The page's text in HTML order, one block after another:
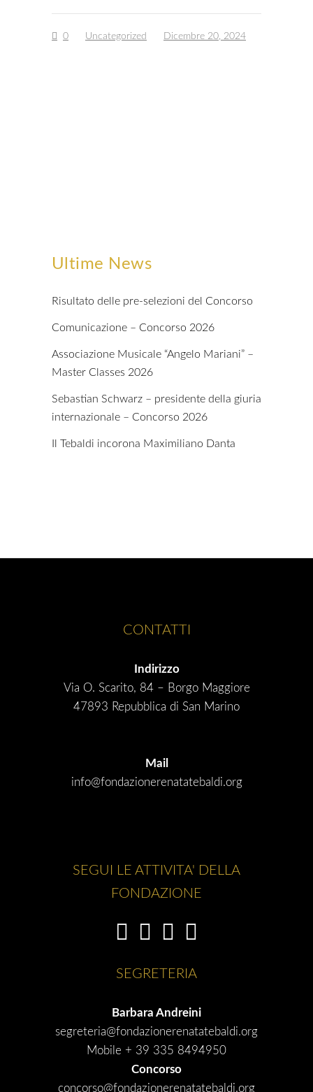
0 Uncategorized Dicembre 20, 2024
Ultime News
Risultato delle pre-selezioni del Concorso
Comunicazione – Concorso 2026
Associazione Musicale “Angelo Mariani” –
Master Classes 2026
Sebastian Schwarz – presidente della giuria
internazionale – Concorso 2026
Il Tebaldi incorona Maximiliano Danta
CONTATTI
Indirizzo
Via O. Scarito, 84 – Borgo Maggiore
47893 Repubblica di San Marino
Mail
info@fondazionerenatatebaldi.org
SEGUI LE ATTIVITA' DELLA
FONDAZIONE
SEGRETERIA
Barbara Andreini
segreteria@fondazionerenatatebaldi.org
Mobile + 39 335 8494950
Concorso
concorso@fondazionerenatatebaldi.org